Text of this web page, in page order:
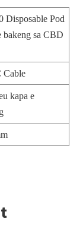
Disposable Pod
bakeng sa CBD
Cable
kapa e